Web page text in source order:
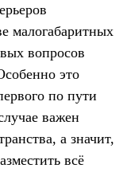
малогабаритных
вопросов
это
по пути
важен
а значит,
всё